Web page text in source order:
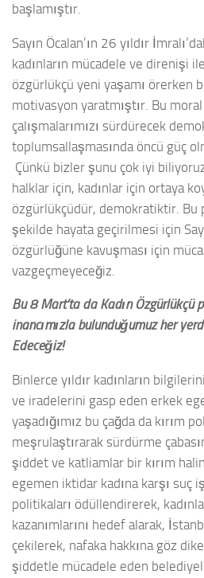
başlamıştır.
Sayın Öcalan’ın 26 yıldır
kadınların mücadele ve direnişi
özgürlükçü yeni yaşamı örerken
motivasyon yaratmıştır. Bu
çalışmalarımızı sürdürecek
toplumsallaşmasında öncü güç
Çünkü bizler şunu çok iyi biliyoruz
halklar için, kadınlar için ortaya
özgürlükçüdür, demokratiktir. Bu
şekilde hayata geçirilmesi için
özgürlüğüne kavuşması için
vazgeçmeyeceğiz.
Bu 8 Mart’ta da Kadın Özgürlükçü
inancımızla bulunduğumuz her
Edeceğiz!
Binlerce yıldır kadınların
ve iradelerini gasp eden erkek
yaşadığımız bu çağda da kırım
meşrulaştırarak sürdürme
şiddet ve katliamlar bir kırım
egemen iktidar kadına karşı suç
politikaları ödüllendirerek,
kazanımlarını hedef alarak,
çekilerek, nafaka hakkına göz
şiddetle mücadele eden